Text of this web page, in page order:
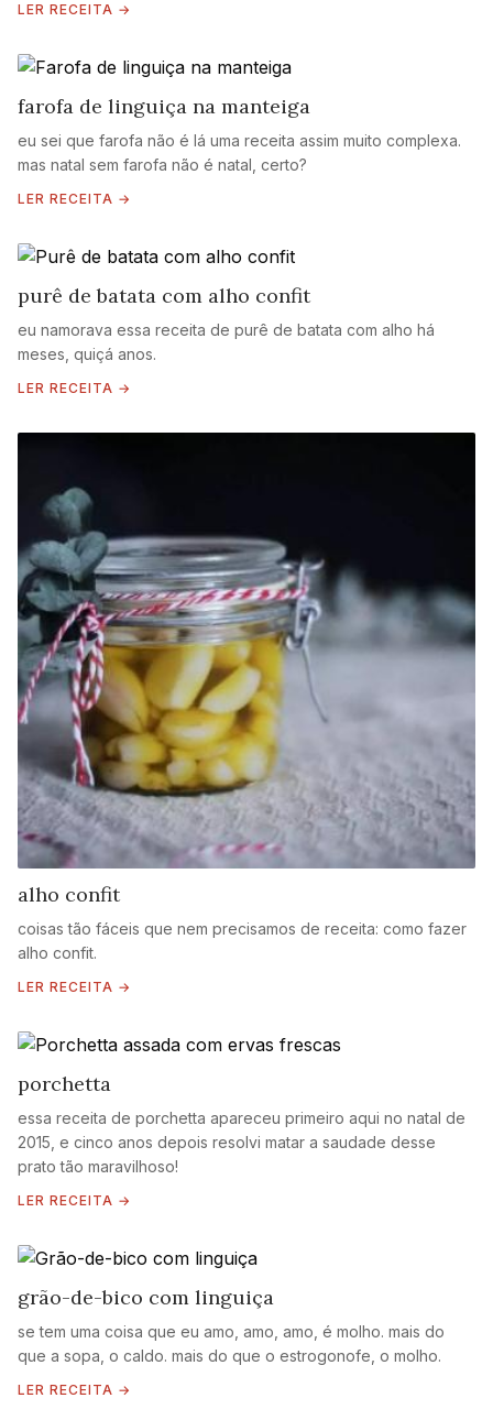
LER RECEITA →
farofa de linguiça na manteiga
eu sei que farofa não é lá uma receita assim muito complexa.
mas natal sem farofa não é natal, certo?
LER RECEITA →
purê de batata com alho confit
eu namorava essa receita de purê de batata com alho há
meses, quiçá anos.
LER RECEITA →
alho confit
coisas tão fáceis que nem precisamos de receita: como fazer
alho confit.
LER RECEITA →
porchetta
essa receita de porchetta apareceu primeiro aqui no natal de
2015, e cinco anos depois resolvi matar a saudade desse
prato tão maravilhoso!
LER RECEITA →
grão-de-bico com linguiça
se tem uma coisa que eu amo, amo, amo, é molho. mais do
que a sopa, o caldo. mais do que o estrogonofe, o molho.
LER RECEITA →